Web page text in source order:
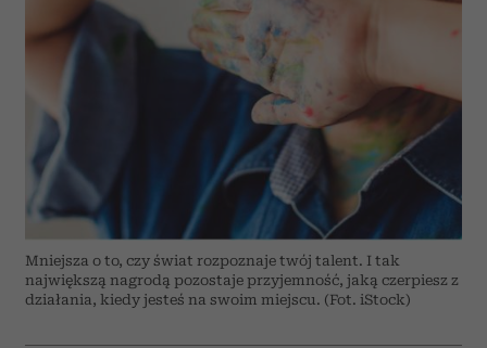
Mniejsza o to, czy świat rozpoznaje twój talent. I tak
największą nagrodą pozostaje przyjemność, jaką czerpiesz z
działania, kiedy jesteś na swoim miejscu. (Fot. iStock)